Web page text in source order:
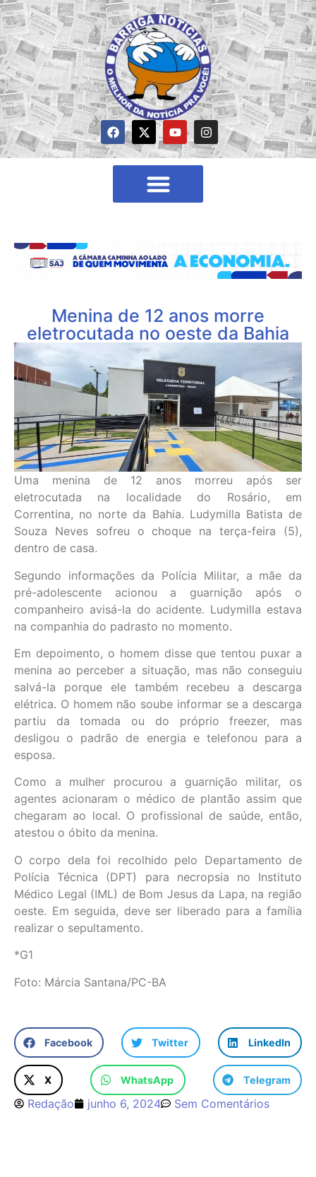
Menina de 12 anos morre
eletrocutada no oeste da Bahia
Uma menina de 12 anos morreu após ser
eletrocutada na localidade do Rosário, em
Correntina, no norte da Bahia. Ludymilla Batista de
Souza Neves sofreu o choque na terça-feira (5),
dentro de casa.
Segundo informações da Polícia Militar, a mãe da
pré-adolescente acionou a guarnição após o
companheiro avisá-la do acidente. Ludymilla estava
na companhia do padrasto no momento.
Em depoimento, o homem disse que tentou puxar a
menina ao perceber a situação, mas não conseguiu
salvá-la porque ele também recebeu a descarga
elétrica. O homem não soube informar se a descarga
partiu da tomada ou do próprio freezer, mas
desligou o padrão de energia e telefonou para a
esposa.
Como a mulher procurou a guarnição militar, os
agentes acionaram o médico de plantão assim que
chegaram ao local. O profissional de saúde, então,
atestou o óbito da menina.
O corpo dela foi recolhido pelo Departamento de
Polícia Técnica (DPT) para necropsia no Instituto
Médico Legal (IML) de Bom Jesus da Lapa, na região
oeste. Em seguida, deve ser liberado para a família
realizar o sepultamento.
*G1
Foto: Márcia Santana/PC-BA
Facebook Twitter LinkedIn
X WhatsApp Telegram
Redação junho 6, 2024 Sem Comentários